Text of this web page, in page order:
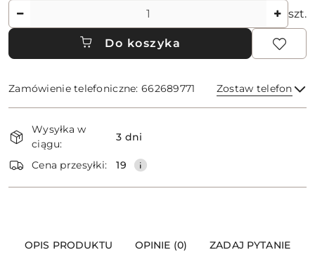
Ilość szt.
Do koszyka
Zamówienie telefoniczne: 662689771 Zostaw telefon
i
dostawa
Wysyłka w
ciągu:
3 dni
Cena przesyłki: 19
OPIS PRODUKTU OPINIE (0) ZADAJ PYTANIE